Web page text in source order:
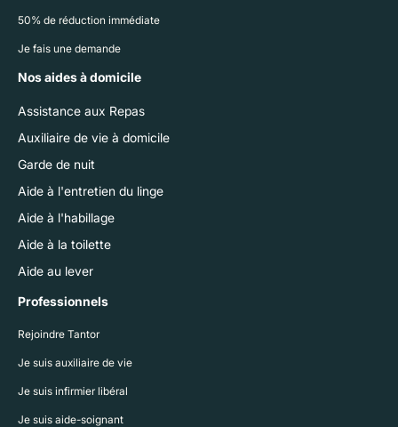
50% de réduction immédiate
Je fais une demande
Nos aides à domicile
Assistance aux Repas
Auxiliaire de vie à domicile
Garde de nuit
Aide à l'entretien du linge
Aide à l'habillage
Aide à la toilette
Aide au lever
Professionnels
Rejoindre Tantor
Je suis auxiliaire de vie
Je suis infirmier libéral
Je suis aide-soignant